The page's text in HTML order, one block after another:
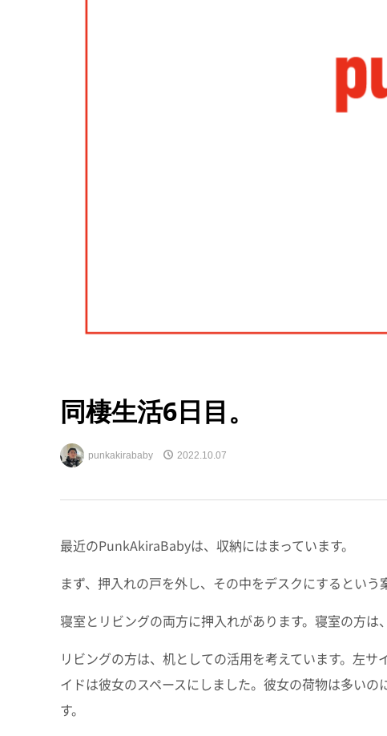
同棲生活6日目。
punkakirababy 2022.10.07
最近のPunkAkiraBabyは、収納にはまっています。
まず、押入れの戸を外し、その中をデスクにするという
寝室とリビングの両方に押入れがあります。寝室の方は
リビングの方は、机としての活用を考えています。左
イドは彼女のスペースにしました。彼女の荷物は多い
す。